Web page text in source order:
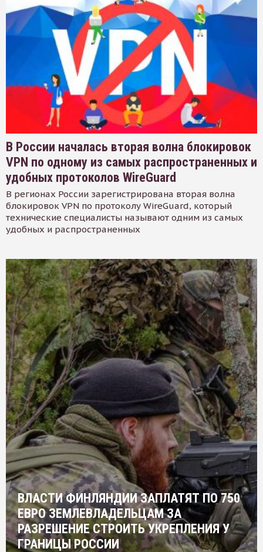
В России началась вторая волна блокировок
VPN по одному из самых распространенных и
удобных протоколов WireGuard
В регионах России зарегистрирована вторая волна
блокировок VPN по протоколу WireGuard, который
технические специалисты называют одним из самых
удобных и распространенных
ВЛАСТИ ФИНЛЯНДИИ ЗАПЛАТЯТ ПО 750
ЕВРО ЗЕМЛЕВЛАДЕЛЬЦАМ ЗА
РАЗРЕШЕНИЕ СТРОИТЬ УКРЕПЛЕНИЯ У
ГРАНИЦЫ РОССИИ